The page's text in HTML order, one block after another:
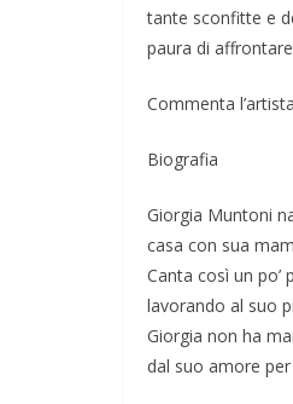
tante sconfitte e
paura di
Commenta
Biografia
Giorgia Muntoni
casa con sua
Canta così un po’
lavorando al suo
Giorgia non ha
dal suo amore